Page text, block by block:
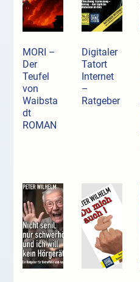
MORI –
Der
Teufel
von
Waibsta
dt
ROMAN
Digitaler
Tatort
Internet
–
Ratgeber